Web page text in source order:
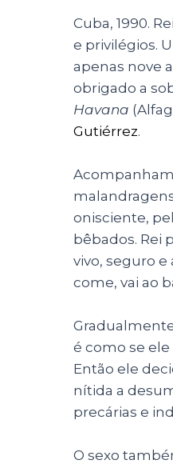
p
p
Cuba, 1990.
e privilégios.
apenas nove
obrigado a
Havana
Gutiérrez.
onisciente,
bêbados. Rei
vivo, seguro
come, vai ao
é como se
Então ele
nítida a
precárias e
O sexo